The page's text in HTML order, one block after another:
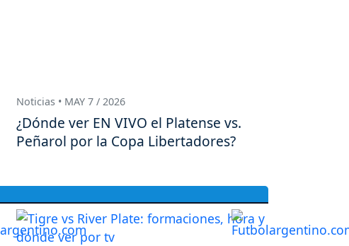
Noticias • MAY 7 / 2026
¿Dónde ver EN VIVO el Platense vs.
Peñarol por la Copa Libertadores?